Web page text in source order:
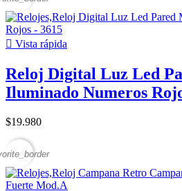
 Vista rápida
Reloj Digital Luz Led
Iluminado Numeros
$19.980